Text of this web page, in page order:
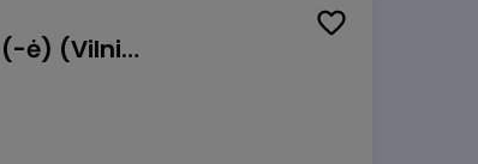
Transformacijos projektų vadovas (-ė) (Vilnius, LT)